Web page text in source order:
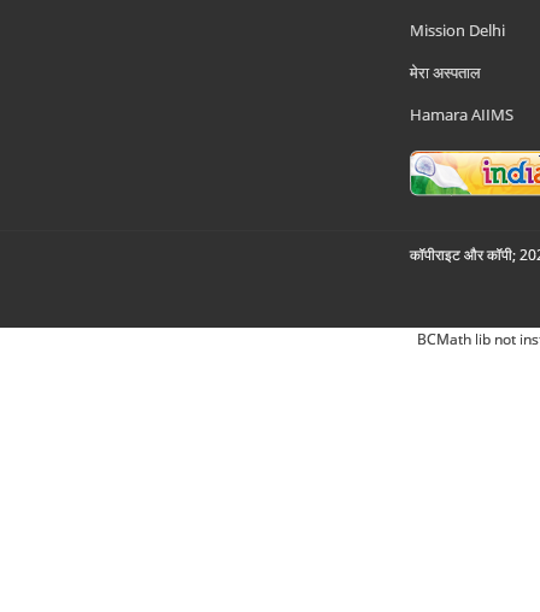
Mission Delhi
मेरा अस्पताल
Hamara AIIMS
कॉपीराइट और कॉपी;
BCMath lib not